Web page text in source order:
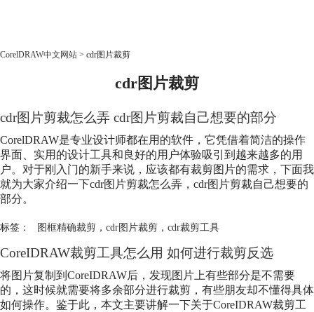
教程
下载
CorelDRAW中文网站 > cdr图片裁剪
cdr图片裁剪
cdr图片剪裁怎么弄 cdr图片剪裁自己想要的部分
CorelDRAW是专业设计师都在用的软件，它凭借着简洁的操作
界面、实用的设计工具和良好的用户体验吸引到越来越多的用
户。对于刚入门的新手来说，应该都有裁剪图片的需求，下面我
就为大家介绍一下cdr图片剪裁怎么弄，cdr图片剪裁自己想要的
部分。
标签： 图框精确裁剪， cdr图片裁剪， cdr裁剪工具
CoreIDRAW裁剪工具怎么用 如何进行裁剪反选
将图片复制到CoreIDRAW后，发现图片上有些部分是不需要
的，这时候就需要将多余部分进行裁剪，有些朋友却不懂得具体
如何操作。鉴于此，本文主要讲解一下关于CoreIDRAW裁剪工